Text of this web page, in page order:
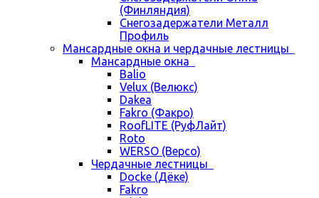
(Финляндия)
Снегозадержатели Металл
Профиль
Мансардные окна и чердачные лестницы
Мансардные окна
Balio
Velux (Велюкс)
Dakea
Fakro (Факро)
RoofLITE (РуфЛайт)
Roto
WERSO (Версо)
Чердачные лестницы
Docke (Дёке)
Fakro